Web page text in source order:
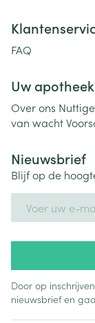
FAQ
Uw apotheek
Over ons
van wacht
Nieuwsbrief
Blijf op de
Door op
nieuwsbrief en